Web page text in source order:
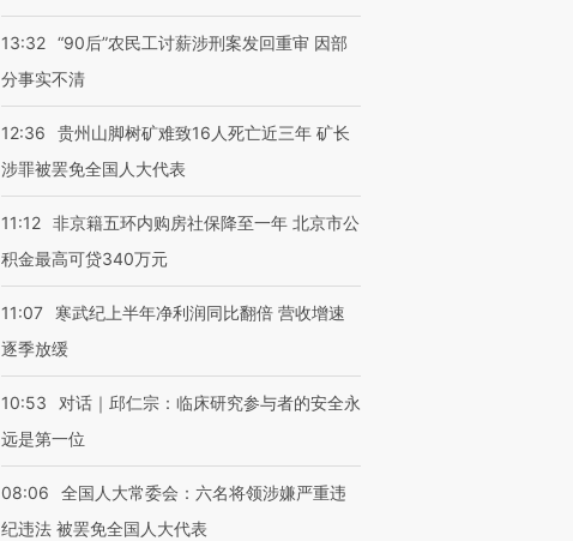
13:32 “90后”农民工讨薪涉刑案发回重审 因部
分事实不清
12:36
贵州山脚树矿难致16人死亡近三年 矿长
涉罪被罢免全国人大代表
11:12 非京籍五环内购房社保降至一年 北京市公
积金最高可贷340万元
11:07
寒武纪上半年净利润同比翻倍 营收增速
逐季放缓
10:53
对话｜邱仁宗：临床研究参与者的安全永
远是第一位
08:06
全国人大常委会：六名将领涉嫌严重违
纪违法 被罢免全国人大代表